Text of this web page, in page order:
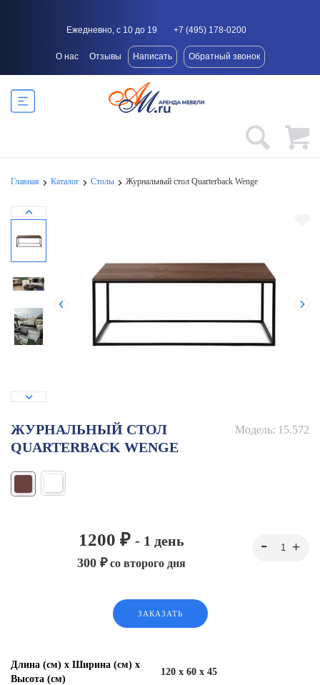
Ежедневно, с 10 до 19 +7 (495) 178-0200
О нас Отзывы Написать Обратный звонок
Главная Каталог Столы Журнальный стол Quarterback Wenge
Модель: 15.572
ЖУРНАЛЬНЫЙ СТОЛ
QUARTERBACK WENGE
1200 ₽ - 1 день
300 ₽со второго дня
ЗАКАЗАТЬ
Длина (см) х Ширина (см) х
Высота (см)
120 x 60 x 45